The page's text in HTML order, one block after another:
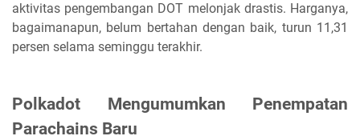
aktivitas pengembangan DOT melonjak drastis. Harganya,
bagaimanapun, belum bertahan dengan baik, turun 11,31
persen selama seminggu terakhir.
Polkadot Mengumumkan Penempatan
Parachains Baru